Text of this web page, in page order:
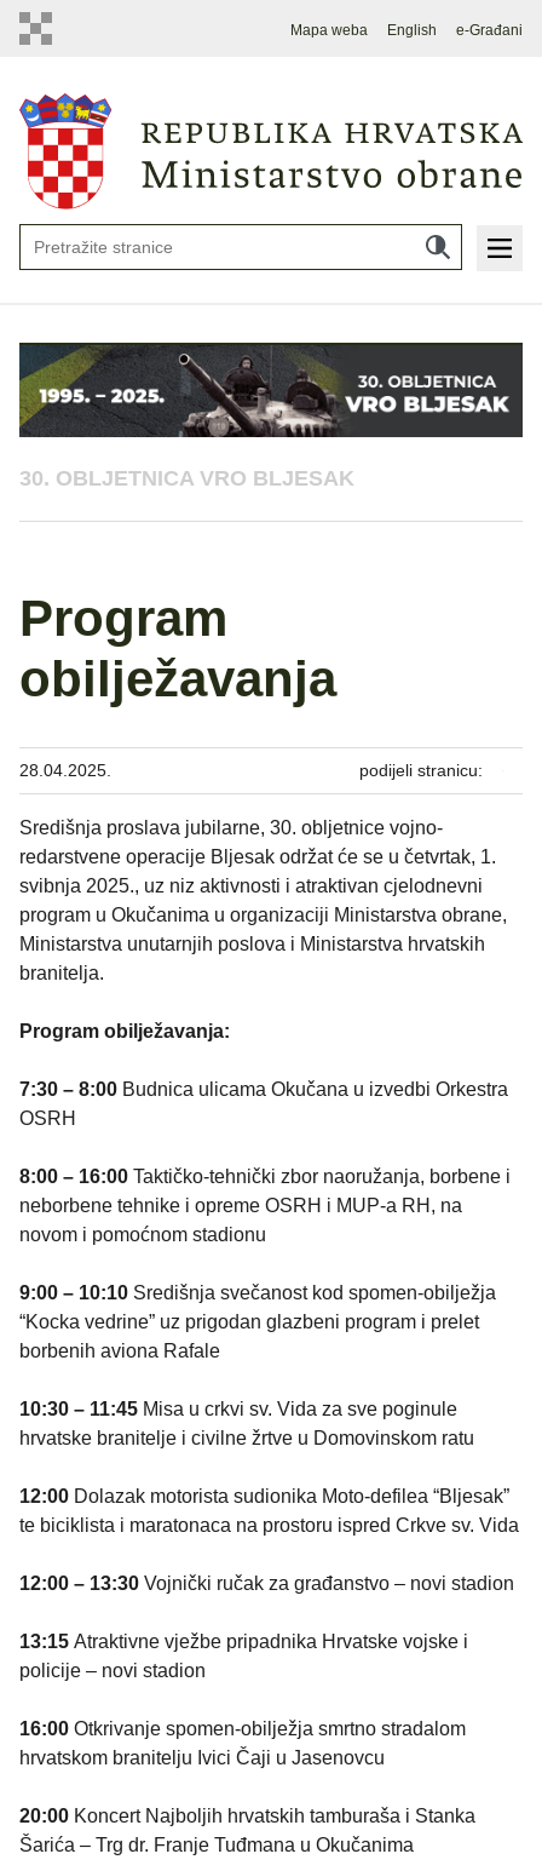
Mapa weba English e-Građani
30. OBLJETNICA VRO BLJESAK
Program
obilježavanja
28.04.2025. podijeli stranicu:
Središnja proslava jubilarne, 30. obljetnice vojno-
redarstvene operacije Bljesak održat će se u četvrtak, 1.
svibnja 2025., uz niz aktivnosti i atraktivan cjelodnevni
program u Okučanima u organizaciji Ministarstva obrane,
Ministarstva unutarnjih poslova i Ministarstva hrvatskih
branitelja.
Program obilježavanja:
7:30 – 8:00 Budnica ulicama Okučana u izvedbi Orkestra
OSRH
8:00 – 16:00 Taktičko-tehnički zbor naoružanja, borbene i
neborbene tehnike i opreme OSRH i MUP-a RH, na
novom i pomoćnom stadionu
9:00 – 10:10 Središnja svečanost kod spomen-obilježja
“Kocka vedrine” uz prigodan glazbeni program i prelet
borbenih aviona Rafale
10:30 – 11:45 Misa u crkvi sv. Vida za sve poginule
hrvatske branitelje i civilne žrtve u Domovinskom ratu
12:00 Dolazak motorista sudionika Moto-defilea “Bljesak”
te biciklista i maratonaca na prostoru ispred Crkve sv. Vida
12:00 – 13:30 Vojnički ručak za građanstvo – novi stadion
13:15 Atraktivne vježbe pripadnika Hrvatske vojske i
policije – novi stadion
16:00 Otkrivanje spomen-obilježja smrtno stradalom
hrvatskom branitelju Ivici Čaji u Jasenovcu
20:00 Koncert Najboljih hrvatskih tamburaša i Stanka
Šarića – Trg dr. Franje Tuđmana u Okučanima